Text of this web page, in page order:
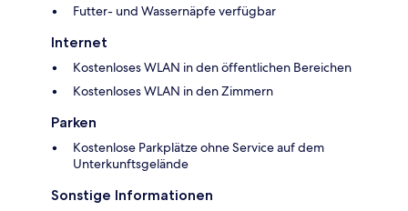
Futter- und Wassernäpfe verfügbar
Internet
Kostenloses WLAN in den öffentlichen Bereichen
Kostenloses WLAN in den Zimmern
Parken
Kostenlose Parkplätze ohne Service auf dem
Unterkunftsgelände
Sonstige Informationen